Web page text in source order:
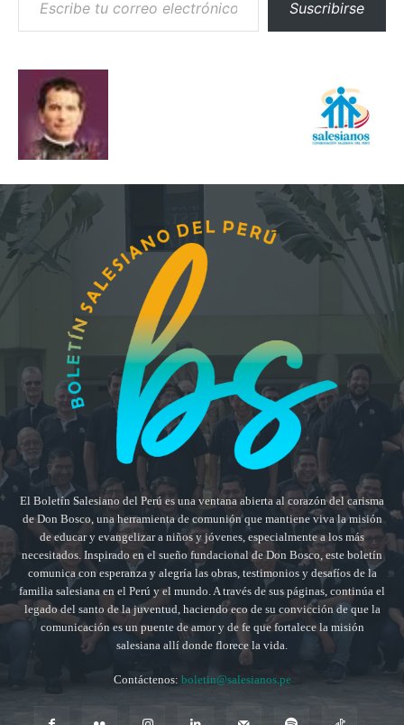
Suscribirse
El Boletín Salesiano del Perú es una ventana abierta al corazón del carisma
de Don Bosco, una herramienta de comunión que mantiene viva la misión
de educar y evangelizar a niños y jóvenes, especialmente a los más
necesitados. Inspirado en el sueño fundacional de Don Bosco, este boletín
comunica con esperanza y alegría las obras, testimonios y desafíos de la
familia salesiana en el Perú y el mundo. A través de sus páginas, continúa el
legado del santo de la juventud, haciendo eco de su convicción de que la
comunicación es un puente de amor y de fe que fortalece la misión
salesiana allí donde florece la vida.
Contáctenos: boletin@salesianos.pe